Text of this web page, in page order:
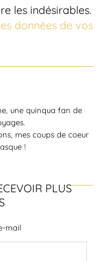
les indésirables.
données de vos
une quinqua fan de
mes coups de coeur
!
PLUS
mail